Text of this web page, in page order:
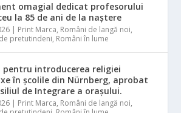
omagial dedicat profesorului
la 85 de ani de la naștere
| Print Marca, Români de langă noi,
pretutindeni, Români în lume
pentru introducerea religiei
în școlile din Nürnberg, aprobat
de Integrare a orașului.
| Print Marca, Români de langă noi,